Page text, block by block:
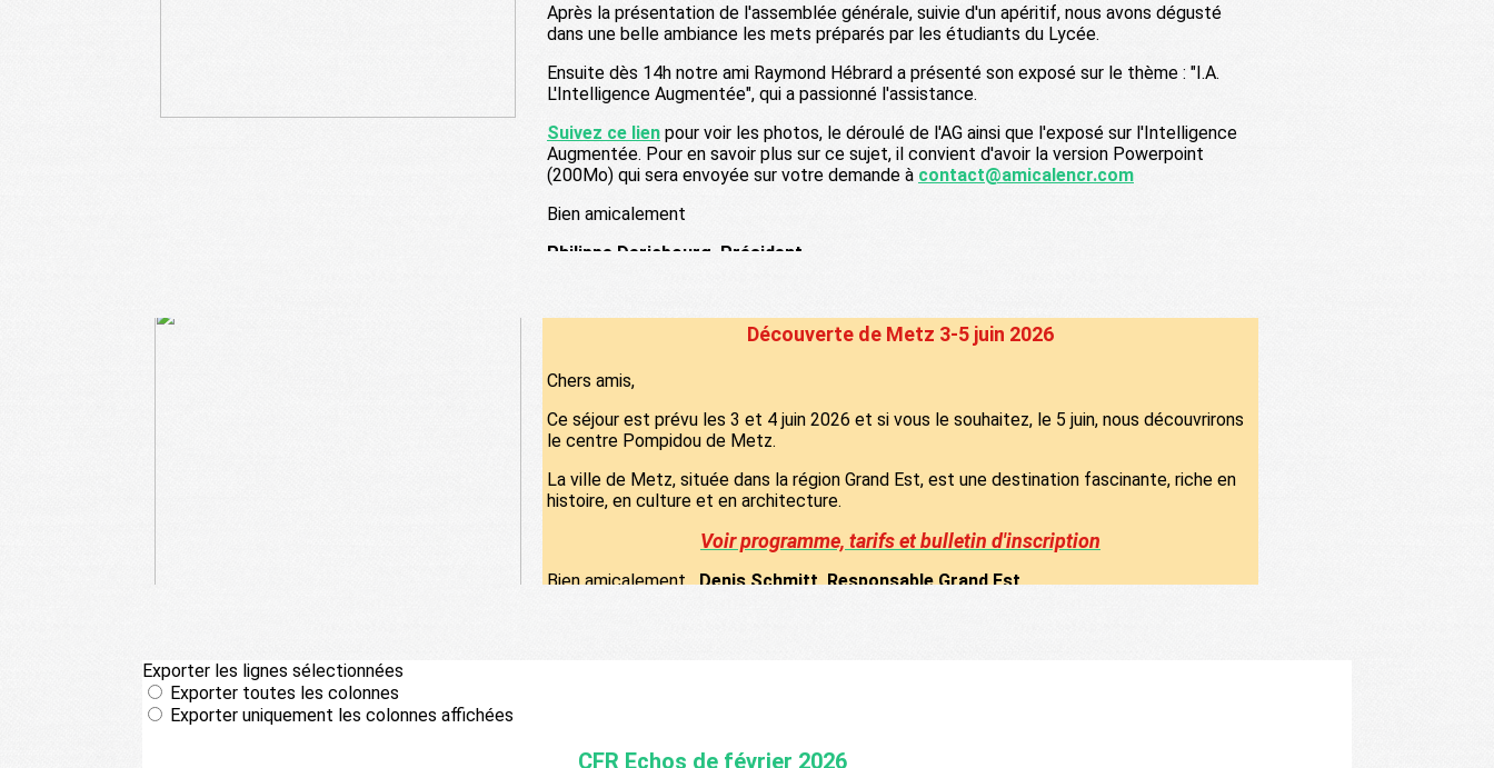
Après la présentation de l'assemblée générale, suivie d'un apéritif, nous avons dégusté
dans une belle ambiance les mets préparés par les étudiants du Lycée.
Ensuite dès 14h notre ami Raymond Hébrard a présenté son exposé sur le thème : "I.A.
L'Intelligence Augmentée", qui a passionné l'assistance.
Suivez ce lien pour voir les photos, le déroulé de l'AG ainsi que l'exposé sur l'Intelligence
Augmentée. Pour en savoir plus sur ce sujet, il convient d'avoir la version Powerpoint
(200Mo) qui sera envoyée sur votre demande à contact@amicalencr.com
Bien amicalement
Philippe Dericbourg, Président
Découverte de Metz 3-5 juin 2026
Chers amis,
Ce séjour est prévu les 3 et 4 juin 2026 et si vous le souhaitez, le 5 juin, nous découvrirons
le centre Pompidou de Metz.
La ville de Metz, située dans la région Grand Est, est une destination fascinante, riche en
histoire, en culture et en architecture.
Voir programme, tarifs et bulletin d'inscription
Bien amicalementDenis Schmitt, Responsable Grand Est